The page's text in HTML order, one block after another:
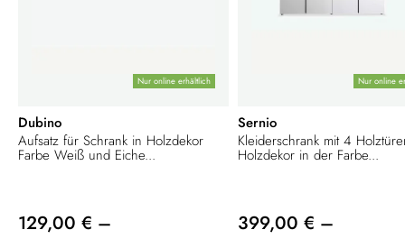
Nur online erhältlich
Dubino
Aufsatz für Schrank in Holzdekor
Farbe Weiß und Eiche...
129,00 € –
Nur online
Sernio
Kleiderschrank mit 4
Holzdekor in der Farbe...
399,00 € –